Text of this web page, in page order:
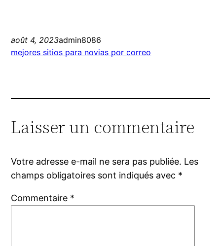
août 4, 2023admin8086
mejores sitios para novias por correo
Laisser un commentaire
Votre adresse e-mail ne sera pas publiée. Les
champs obligatoires sont indiqués avec *
Commentaire *